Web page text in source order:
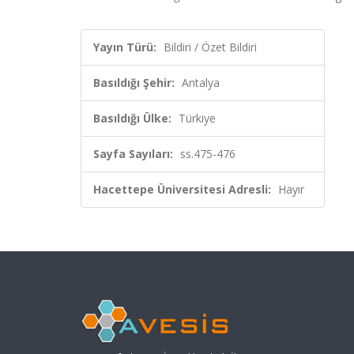
Yayın Türü: Bildiri / Özet Bildiri
Basıldığı Şehir: Antalya
Basıldığı Ülke: Türkiye
Sayfa Sayıları: ss.475-476
Hacettepe Üniversitesi Adresli: Hayır